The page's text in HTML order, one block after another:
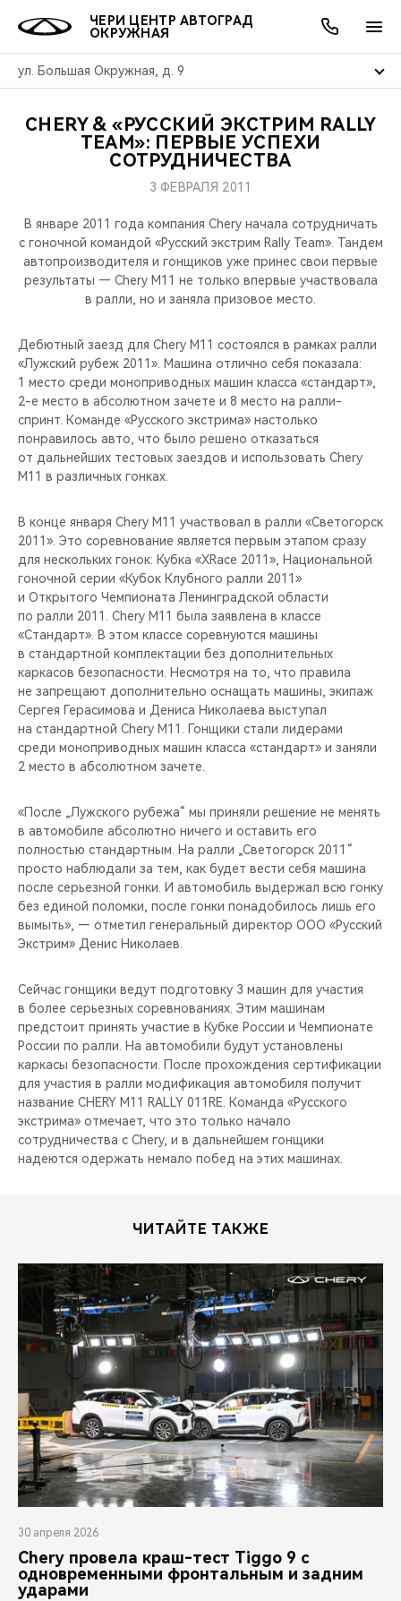
ЧЕРИ ЦЕНТР АВТОГРАД
ОКРУЖНАЯ
ул. Большая Окружная, д. 9
МОДЕЛИ
КРОССОВЕРЫ
СЕДАНЫ
НОВИНКИ
ПОКУПАТЕЛЯМ
КРЕДИТ И СТРАХОВАНИЕ
ВЛАДЕЛЬЦАМ
ЗАПЧАСТИ И АКСЕССУАРЫ
ПОДДЕРЖКА
МИР CHERY
О БРЕНДЕ
CHERY В СОЦСЕТЯХ
БЛАГОТВОРИТЕЛЬНОСТЬ
CHERY REMOTE
CHERY И СПОРТ
ВИДЕООБЗОРЫ
CHERY ДЛЯ ДЕТЕЙ
АКЦИИ
ОНЛАЙН СЕРВИСЫ
КРЕДИТ
О КОМПАНИИ
МЫ В СОЦСЕТЯХ
CHERY & «РУССКИЙ ЭКСТРИМ RALLY
TEAM»: ПЕРВЫЕ УСПЕХИ
СОТРУДНИЧЕСТВА
3 ФЕВРАЛЯ 2011
В январе 2011 года компания Chery начала сотрудничать
с гоночной командой «Русский экстрим Rally Team». Тандем
автопроизводителя и гонщиков уже принес свои первые
результаты — Chery M11 не только впервые участвовала
в ралли, но и заняла призовое место.
Дебютный заезд для Chery M11 состоялся в рамках ралли
«Лужский рубеж 2011». Машина отлично себя показала:
1 место среди моноприводных машин класса «стандарт»,
2-е место в абсолютном зачете и 8 место на ралли-
спринт. Команде «Русского экстрима» настолько
понравилось авто, что было решено отказаться
от дальнейших тестовых заездов и использовать Chery
M11 в различных гонках.
В конце января Chery M11 участвовал в ралли «Светогорск
2011». Это соревнование является первым этапом сразу
для нескольких гонок: Кубка «XRace 2011», Национальной
гоночной серии «Кубок Клубного ралли 2011»
и Открытого Чемпионата Ленинградской области
по ралли 2011. Chery М11 была заявлена в классе
«Стандарт». В этом классе соревнуются машины
в стандартной комплектации без дополнительных
каркасов безопасности. Несмотря на то, что правила
не запрещают дополнительно оснащать машины, экипаж
Сергея Герасимова и Дениса Николаева выступал
на стандартной Chery М11. Гонщики стали лидерами
среди моноприводных машин класса «стандарт» и заняли
2 место в абсолютном зачете.
«После „Лужского рубежа“ мы приняли решение не менять
в автомобиле абсолютно ничего и оставить его
полностью стандартным. На ралли „Светогорск 2011“
просто наблюдали за тем, как будет вести себя машина
после серьезной гонки. И автомобиль выдержал всю гонку
без единой поломки, после гонки понадобилось лишь его
вымыть», — отметил генеральный директор ООО «Русский
Экстрим» Денис Николаев.
Сейчас гонщики ведут подготовку 3 машин для участия
в более серьезных соревнованиях. Этим машинам
предстоит принять участие в Кубке России и Чемпионате
России по ралли. На автомобили будут установлены
каркасы безопасности. После прохождения сертификации
для участия в ралли модификация автомобиля получит
название CHERY M11 RALLY 011RE. Команда «Русского
экстрима» отмечает, что это только начало
сотрудничества с Chery, и в дальнейшем гонщики
надеются одержать немало побед на этих машинах.
ЧИТАЙТЕ ТАКЖЕ
30 апреля 2026
Chery провела краш-тест Tiggo 9 с
одновременными фронтальным и задним
ударами